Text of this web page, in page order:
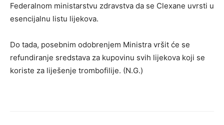
Federalnom ministarstvu zdravstva da se Clexane uvrsti u
esencijalnu listu lijekova.
Do tada, posebnim odobrenjem Ministra vršit će se
refundiranje sredstava za kupovinu svih lijekova koji se
koriste za liješenje trombofilije. (N.G.)